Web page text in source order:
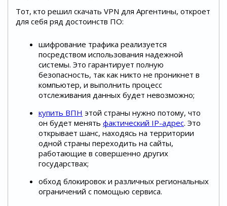
Тот, кто решил скачать VPN для Аргентины, откроет
для себя ряд достоинств ПО:
шифрование трафика реализуется
посредством использования надежной
системы. Это гарантирует полную
безопасность, так как никто не проникнет в
компьютер, и выполнить процесс
отслеживания данных будет невозможно;
купить ВПН этой страны нужно потому, что
он будет менять фактический IP-адрес. Это
открывает шанс, находясь на территории
одной страны переходить на сайты,
работающие в совершенно других
государствах;
обход блокировок и различных региональных
ограничений с помощью сервиса.